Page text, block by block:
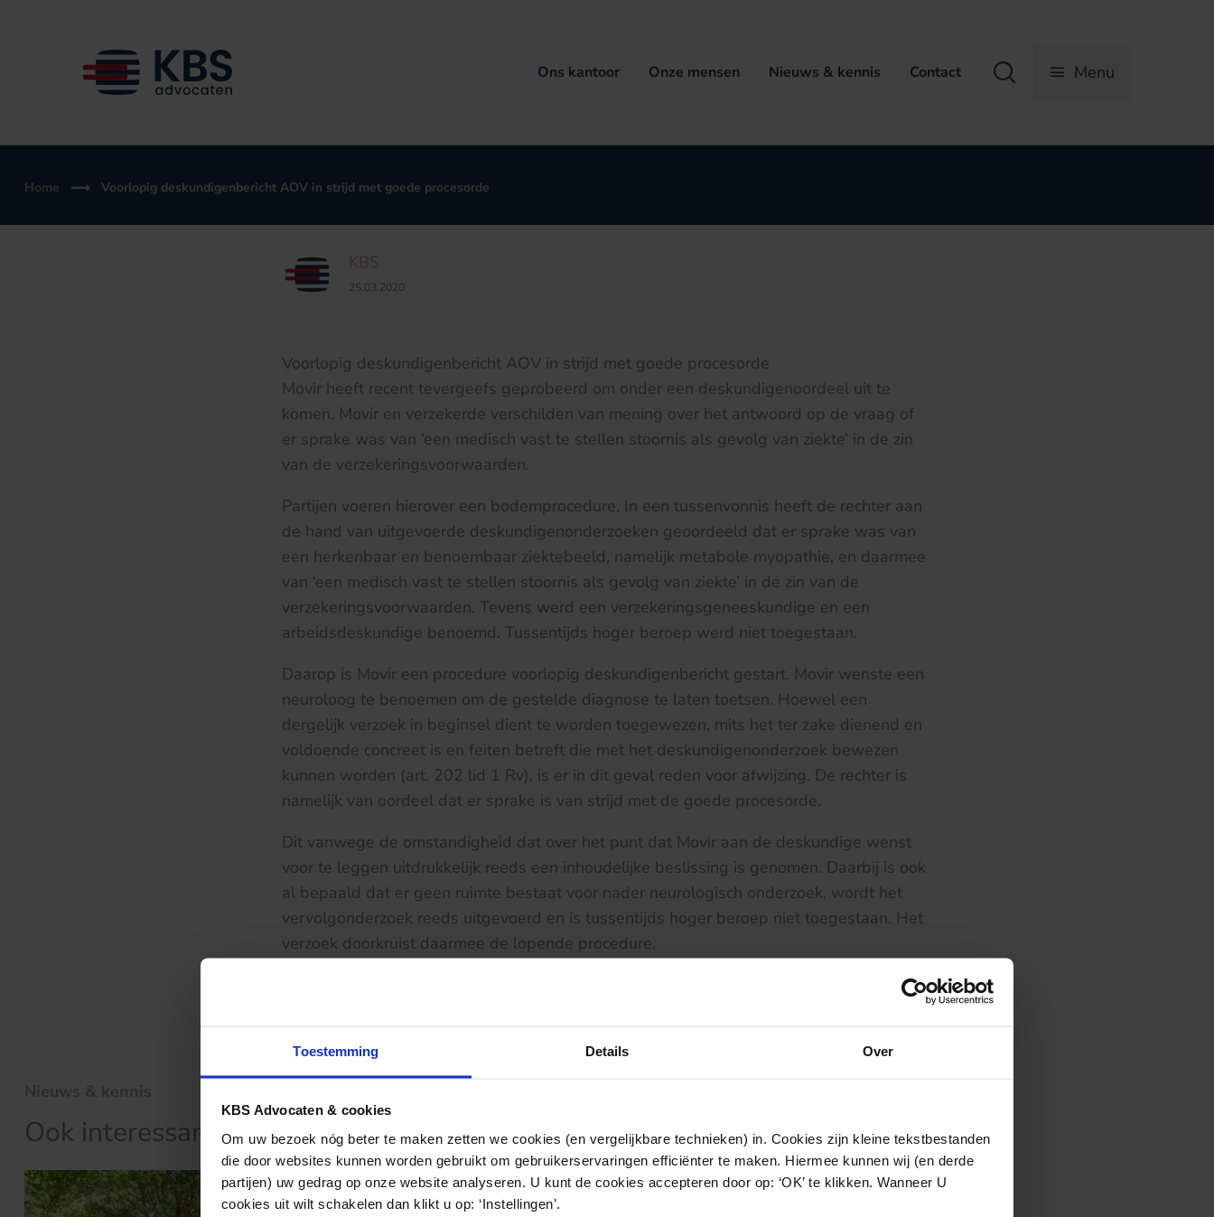
Toestemming Details Over
KBS Advocaten & cookies
Om uw bezoek nóg beter te maken zetten we cookies (en vergelijkbare technieken) in. Cookies zijn kleine tekstbestanden
die door websites kunnen worden gebruikt om gebruikerservaringen efficiënter te maken. Hiermee kunnen wij (en derde
partijen) uw gedrag op onze website analyseren. U kunt de cookies accepteren door op: ‘OK’ te klikken. Wanneer U
cookies uit wilt schakelen dan klikt u op: ‘Instellingen’.
Ons kantoor Onze mensen Nieuws & kennis Contact Zoeken Menu
Home Voorlopig deskundigenbericht AOV in strijd met goede procesorde
KBS
25.03.2020
Voorlopig deskundigenbericht AOV in strijd met goede procesorde
Movir heeft recent tevergeefs geprobeerd om onder een deskundigenoordeel uit te
komen. Movir en verzekerde verschilden van mening over het antwoord op de vraag of
er sprake was van ‘een medisch vast te stellen stoornis als gevolg van ziekte’ in de zin
van de verzekeringsvoorwaarden.
Partijen voeren hierover een bodemprocedure. In een tussenvonnis heeft de rechter aan
de hand van uitgevoerde deskundigenonderzoeken geoordeeld dat er sprake was van
een herkenbaar en benoembaar ziektebeeld, namelijk metabole myopathie, en daarmee
van ‘een medisch vast te stellen stoornis als gevolg van ziekte’ in de zin van de
verzekeringsvoorwaarden. Tevens werd een verzekeringsgeneeskundige en een
arbeidsdeskundige benoemd. Tussentijds hoger beroep werd niet toegestaan.
Daarop is Movir een procedure voorlopig deskundigenbericht gestart. Movir wenste een
neuroloog te benoemen om de gestelde diagnose te laten toetsen. Hoewel een
dergelijk verzoek in beginsel dient te worden toegewezen, mits het ter zake dienend en
voldoende concreet is en feiten betreft die met het deskundigenonderzoek bewezen
kunnen worden (art. 202 lid 1 Rv), is er in dit geval reden voor afwijzing. De rechter is
namelijk van oordeel dat er sprake is van strijd met de goede procesorde.
Dit vanwege de omstandigheid dat over het punt dat Movir aan de deskundige wenst
voor te leggen uitdrukkelijk reeds een inhoudelijke beslissing is genomen. Daarbij is ook
al bepaald dat er geen ruimte bestaat voor nader neurologisch onderzoek, wordt het
vervolgonderzoek reeds uitgevoerd en is tussentijds hoger beroep niet toegestaan. Het
verzoek doorkruist daarmee de lopende procedure.
deze link
Nieuws & kennis
Ook interessant?